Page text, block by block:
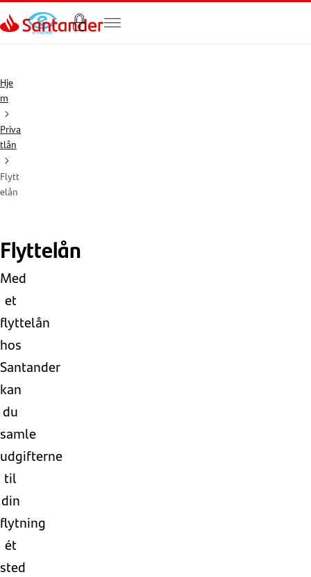
Gå til hovedindholdet
Hje
m
Priva
tlån
Flytt
elån
Flyttelån
Med
et
flyttelån
hos
Santander
kan
du
samle
udgifterne
til
din
flytning
ét
sted